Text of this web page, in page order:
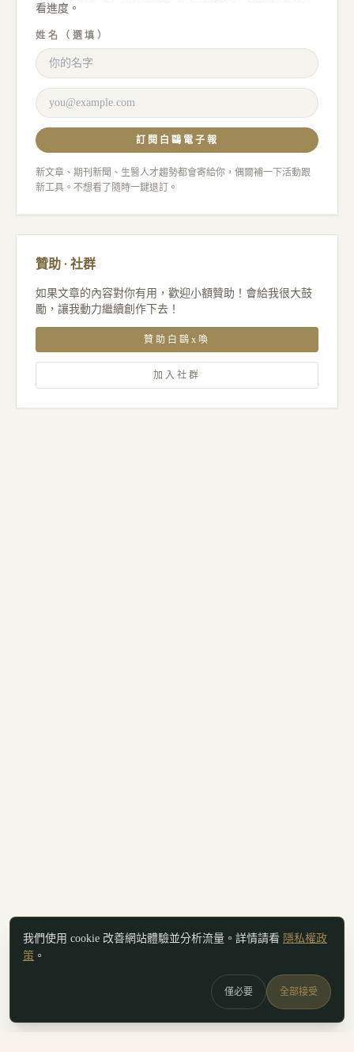
看進度。
姓名（選填）
訂閱白鷗電子報
新文章、期刊新聞、生醫人才趨勢都會寄給你，偶爾補一下活動跟
新工具。不想看了隨時一鍵退訂。
贊助 · 社群
如果文章的內容對你有用，歡迎小額贊助！會給我很大鼓
勵，讓我動力繼續創作下去！
贊助白鷗x喚
加入社群
我們使用 cookie 改善網站體驗並分析流量。詳情請看 隱私權政
策 。
僅必要 全部接受